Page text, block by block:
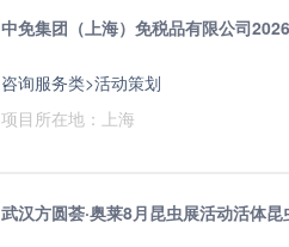
中免集团（上海）免税品有限公司
咨询服务类>活动策划
项目所在地：上海
武汉方圆荟·奥莱8月昆虫展活动活体